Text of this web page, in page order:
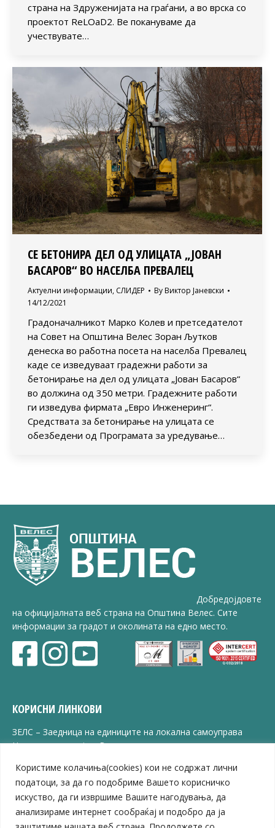
Користиме колачиња(cookies) кои не содржат лични
податоци, за да го подобриме Вашето корисничко
искуство, да ги извршиме Вашите нагодувања, да
анализираме интернет сообраќај и подобро да ја
страна на Здруженијата на граѓани, а во врска со
проектот ReLOaD2. Ве покануваме да
учествувате…
СЕ БЕТОНИРА ДЕЛ ОД УЛИЦАТА „ЈОВАН
БАСАРОВ“ ВО НАСЕЛБА ПРЕВАЛЕЦ
Актуелни информации, СЛИДЕР By Виктор Јаневски
14/12/2021
Градоначалникот Марко Колев и претседателот
на Совет на Општина Велес Зоран Љутков
денеска во работна посета на населба Превалец
каде се изведуваат градежни работи за
бетонирање на дел од улицата „Јован Басаров“
во должина од 350 метри. Градежните работи
ги изведува фирмата „Евро Инженеринг“.
Средствата за бетонирање на улицата се
обезбедени од Програмата за уредување…
Добредојдовте
на официјалната веб страна на Општина Велес. Сите
информации за градот и околината на едно место.
КОРИСНИ ЛИНКОВИ
ЗЕЛС – Заедница на единиците на локална самоуправа
Центар за развој на Вардарски плански регион
ЈПССО „Парк – спорт и паркинзи“
ЛБ „Гоце Делчев“
ЛУ „Народен Музеј“
Влада на Република Северна Македонија